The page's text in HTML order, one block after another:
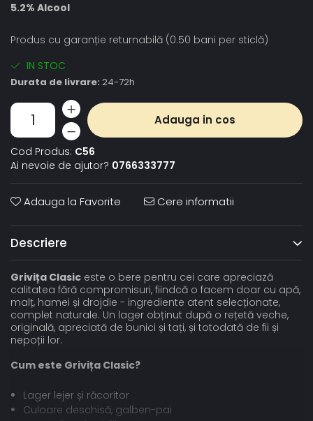
5.2% Alcool
Produs cu garanție returnabilă (0.50 bani per sticlă)
IN STOC
Durata de livrare: 24-72h
Adauga in cos
Cod Produs: C56
Ai nevoie de ajutor? 0766333777
Adauga la Favorite Cere informatii
Descriere
Grivița Clasic este o bere pentru cei care apreciază
calitatea fără compromisuri, fiindcă o facem doar cu apă,
malț, hamei și drojdie - ingrediente atent selecționate,
complet naturale. Un lager obținut după o rețetă veche,
originală, apreciată de bunici și tați, și totodată de fii și
nepoții lor.
Cum este Grivița Clasic?
Lager lejer și răcoritor
Culoare deschisă, galben-pai